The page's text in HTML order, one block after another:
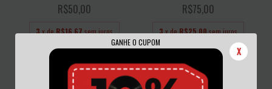
GANHE O CUPOM
X
R$50,00
3x deR$16,67sem juros
R$75,00
3x deR$25,00sem juros